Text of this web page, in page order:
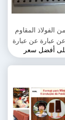
الفولاذ المقاوم
عبارة عن عبارة
عبارة عن عبارة
عبارة عن عبارة
عبارة عن عبارة
عبارة عن عبارة
أفضل سعر